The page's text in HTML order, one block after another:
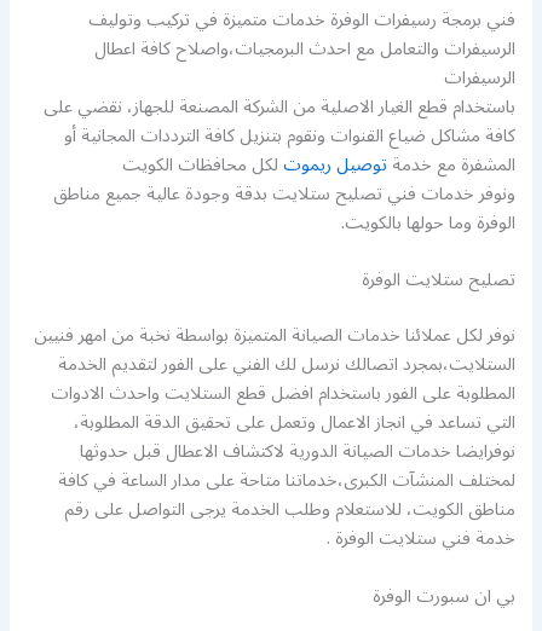
فني برمجة رسيفرات الوفرة خدمات متميزة في تركيب وتوليف
الرسيفرات والتعامل مع احدث البرمجيات،واصلاح كافة اعطال
الرسيفرات
باستخدام قطع الغيار الاصلية من الشركة المصنعة للجهاز، نقضي على
كافة مشاكل ضياع القنوات ونقوم بتنزيل كافة الترددات المجانية أو
المشفرة مع خدمةتوصيل ريموتلكل محافظات الكويت
ونوفر خدمات فني تصليح ستلايت بدقة وجودة عالية جميع مناطق
الوفرة وما حولها بالكويت.
تصليح ستلايت الوفرة
نوفر لكل عملائنا خدمات الصيانة المتميزة بواسطة نخبة من امهر فنيين
الستلايت،بمجرد اتصالك نرسل لك الفني على الفور لتقديم الخدمة
المطلوبة على الفور باستخدام افضل قطع الستلايت واحدث الادوات
التي تساعد في انجاز الاعمال وتعمل على تحقيق الدقة المطلوبة،
نوفرايضا خدمات الصيانة الدورية لاكتشاف الاعطال قبل حدوثها
لمختلف المنشآت الكبرى،خدماتنا متاحة على مدار الساعة في كافة
مناطق الكويت، للاستعلام وطلب الخدمة يرجى التواصل على رقم
خدمة فني ستلايت الوفرة .
بي ان سبورت الوفرة